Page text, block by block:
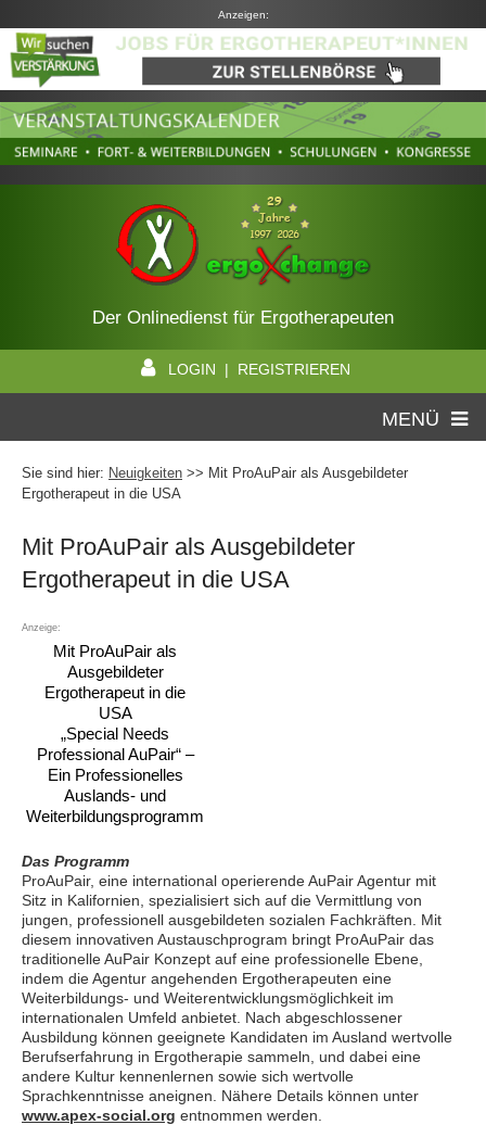
Anzeigen:
Der Onlinedienst für Ergotherapeuten
LOGIN | REGISTRIEREN
MENÜ
Sie sind hier: Neuigkeiten >> Mit ProAuPair als Ausgebildeter
Ergotherapeut in die USA
Mit ProAuPair als Ausgebildeter
Ergotherapeut in die USA
Anzeige:
Mit ProAuPair als
Ausgebildeter
Ergotherapeut in die
USA
„Special Needs
Professional AuPair“ –
Ein Professionelles
Auslands- und
Weiterbildungsprogramm
Das Programm
ProAuPair, eine international operierende AuPair Agentur mit
Sitz in Kalifornien, spezialisiert sich auf die Vermittlung von
jungen, professionell ausgebildeten sozialen Fachkräften. Mit
diesem innovativen Austauschprogram bringt ProAuPair das
traditionelle AuPair Konzept auf eine professionelle Ebene,
indem die Agentur angehenden Ergotherapeuten eine
Weiterbildungs- und Weiterentwicklungsmöglichkeit im
internationalen Umfeld anbietet. Nach abgeschlossener
Ausbildung können geeignete Kandidaten im Ausland wertvolle
Berufserfahrung in Ergotherapie sammeln, und dabei eine
andere Kultur kennenlernen sowie sich wertvolle
Sprachkenntnisse aneignen. Nähere Details können unter
www.apex-social.org entnommen werden.